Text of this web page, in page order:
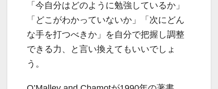
「今自分はどのように勉強しているか」
「どこがわかっていないか」「次にどん
な手を打つべきか」を自分で把握し調整
できる力、と言い換えてもいいでしょ
う。